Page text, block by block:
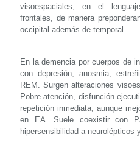
visoespaciales, en el
frontales, de manera
occipital además de temporal.
En la demencia por cuerpos de
con depresión, anosmia,
REM. Surgen alteraciones
Pobre atención, disfunción
repetición inmediata, aunque
en EA. Suele coexistir con
hipersensibilidad a neurolépticos